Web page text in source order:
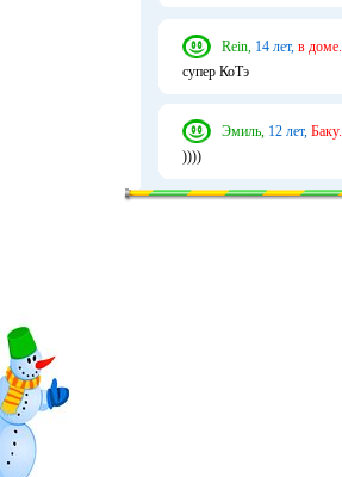
Rein, 14 лет, в доме.
супер КоТэ
Эмиль, 12 лет, Баку.
))))